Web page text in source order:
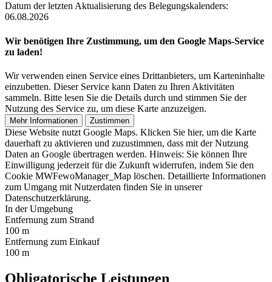
Datum der letzten Aktualisierung des Belegungskalenders:
06.08.2026
Wir benötigen Ihre Zustimmung, um den Google Maps-Service
zu laden!
Wir verwenden einen Service eines Drittanbieters, um Karteninhalte
einzubetten. Dieser Service kann Daten zu Ihren Aktivitäten
sammeln. Bitte lesen Sie die Details durch und stimmen Sie der
Nutzung des Service zu, um diese Karte anzuzeigen.
Mehr Informationen Zustimmen
Diese Website nutzt Google Maps. Klicken Sie hier, um die Karte
dauerhaft zu aktivieren und zuzustimmen, dass mit der Nutzung
Daten an Google übertragen werden. Hinweis: Sie können Ihre
Einwilligung jederzeit für die Zukunft widerrufen, indem Sie den
Cookie MWFewoManager_Map löschen. Detaillierte Informationen
zum Umgang mit Nutzerdaten finden Sie in unserer
Datenschutzerklärung.
In der Umgebung
Entfernung zum Strand
100 m
Entfernung zum Einkauf
100 m
Obligatorische Leistungen